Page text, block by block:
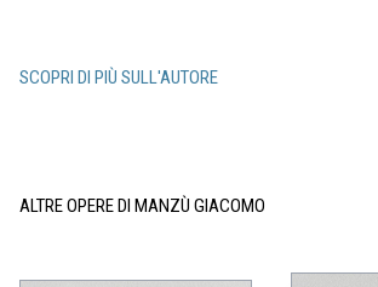
SCOPRI DI PIÙ SULL'AUTORE
ALTRE OPERE DI MANZÙ GIACOMO